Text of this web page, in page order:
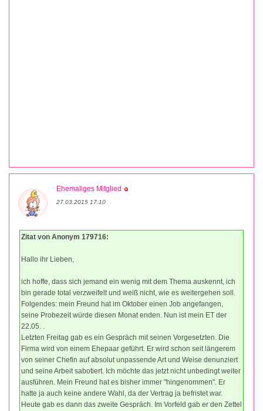
Ehemaliges Mitglied
27.03.2015 17:10
Zitat von Anonym 179716:
Hallo ihr Lieben,
ich hoffe, dass sich jemand ein wenig mit dem Thema auskennt, ich
bin gerade total verzweifelt und weiß nicht, wie es weitergehen soll.
Folgendes: mein Freund hat im Oktober einen Job angefangen,
seine Probezeit würde diesen Monat enden. Nun ist mein ET der
22.05. .
Letzten Freitag gab es ein Gespräch mit seinen Vorgesetzten. Die
Firma wird von einem Ehepaar geführt. Er wird schon seit längerem
von seiner Chefin auf absolut unpassende Art und Weise denunziert
und seine Arbeit sabotiert. Ich möchte das jetzt nicht unbedingt weiter
ausführen. Mein Freund hat es bisher immer "hingenommen". Er
hatte ja auch keine andere Wahl, da der Vertrag ja befristet war.
Heute gab es dann das zweite Gespräch. Im Vorfeld gab er den Zettel